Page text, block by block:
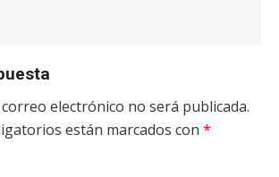
electrónico no será publicada.
están marcados con *